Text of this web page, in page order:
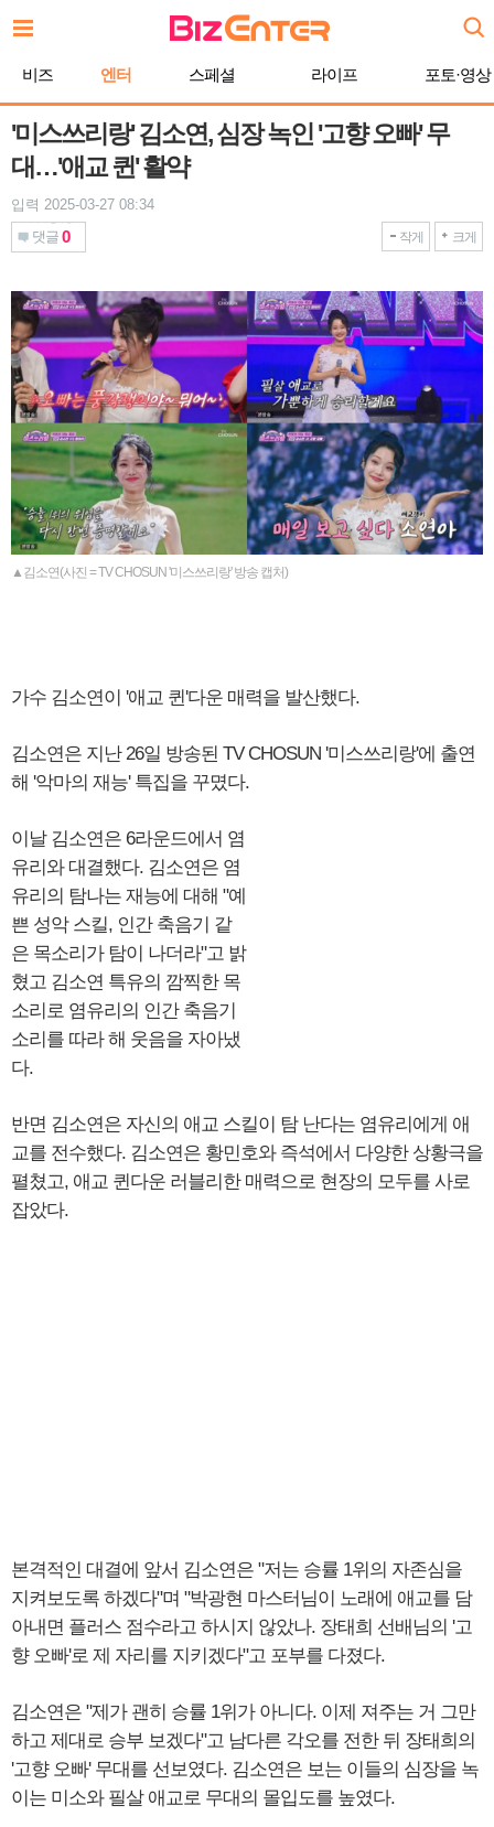
문
비즈 엔터 스페셜 라이프 포토·영상
'미스쓰리랑' 김소연, 심장 녹인 '고향 오빠' 무
대…'애교 퀸' 활약
입력 2025-03-27 08:34
댓글 0 작게 크게
▲김소연(사진 = TV CHOSUN '미스쓰리랑' 방송 캡처)
가수 김소연이 '애교 퀸'다운 매력을 발산했다.
김소연은 지난 26일 방송된 TV CHOSUN '미스쓰리랑'에 출연
해 '악마의 재능' 특집을 꾸몄다.
이날 김소연은 6라운드에서 염
유리와 대결했다. 김소연은 염
유리의 탐나는 재능에 대해 "예
쁜 성악 스킬, 인간 축음기 같
은 목소리가 탐이 나더라"고 밝
혔고 김소연 특유의 깜찍한 목
소리로 염유리의 인간 축음기
소리를 따라 해 웃음을 자아냈
다.
반면 김소연은 자신의 애교 스킬이 탐 난다는 염유리에게 애
교를 전수했다. 김소연은 황민호와 즉석에서 다양한 상황극을
펼쳤고, 애교 퀸다운 러블리한 매력으로 현장의 모두를 사로
잡았다.
본격적인 대결에 앞서 김소연은 "저는 승률 1위의 자존심을
지켜보도록 하겠다"며 "박광현 마스터님이 노래에 애교를 담
아내면 플러스 점수라고 하시지 않았나. 장태희 선배님의 '고
향 오빠'로 제 자리를 지키겠다"고 포부를 다졌다.
김소연은 "제가 괜히 승률 1위가 아니다. 이제 져주는 거 그만
하고 제대로 승부 보겠다"고 남다른 각오를 전한 뒤 장태희의
'고향 오빠' 무대를 선보였다. 김소연은 보는 이들의 심장을 녹
이는 미소와 필살 애교로 무대의 몰입도를 높였다.